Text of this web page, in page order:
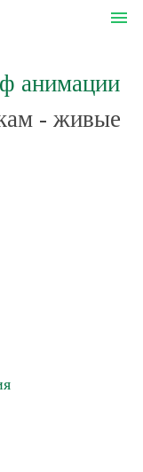
menu
анимации
- живые